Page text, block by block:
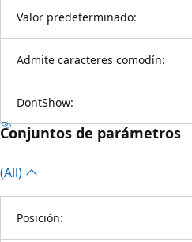
Valor predeterminado:
Admite caracteres comodín:
DontShow:
Conjuntos de parámetros
(All)
Posición: